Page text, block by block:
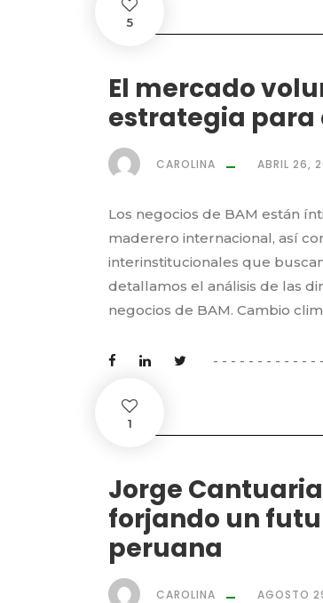
5
El mercado
estrategia
CAROLINA ABRIL 26,
Los negocios de BAM están
maderero internacional, así
interinstitucionales que
detallamos el análisis de las
negocios de BAM. Cambio
1
Jorge
forjando un
peruana
CAROLINA AGOSTO